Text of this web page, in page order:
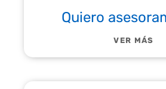
Quiero
VER MÁS